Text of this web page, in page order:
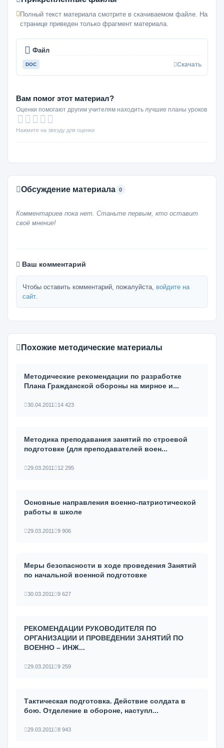
Полный текст материала смотрите в скачиваемом файле. На
странице приведен только фрагмент материала.
Файл
DOC Скачать
Вам помог этот материал?
Оценки помогают другим учителям находить лучшие планы уроков
Нажмите на звезду для оценки
Обсуждение материала 0
Комментариев пока нет. Станьте первым, кто оставит
своё мнение!
Ваш комментарий
Чтобы оставить комментарий, пожалуйста, войдите на
сайт.
Похожие методические материалы
Методические рекомендации по разработке
Плана Гражданской обороны на мирное и...
30.04.2011 14 423
Методика преподавания занятий по строевой
подготовке (для преподавателей воен...
29.03.2011 12 295
Основные направления военно-патриотической
работы в школе
29.03.2011 9 906
Меры безопасности в ходе проведения Занятий
по начальной военной подготовке
30.03.2011 9 627
РЕКОМЕНДАЦИИ РУКОВОДИТЕЛЯ ПО
ОРГАНИЗАЦИИ И ПРОВЕДЕНИИ ЗАНЯТИЙ ПО
ВОЕННО – ИНЖ...
29.03.2011 9 259
Тактическая подготовка. Действие солдата в
бою. Отделение в обороне, наступл...
29.03.2011 8 943